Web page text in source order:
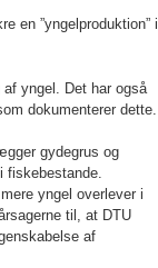
en ”yngelproduktion” i
yngel. Det har også
dokumenterer dette.
gydegrus og
fiskebestande.
yngel overlever i
til, at DTU
af